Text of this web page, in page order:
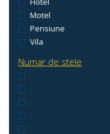
Motel
Pensiune
Vila
Numar de stele